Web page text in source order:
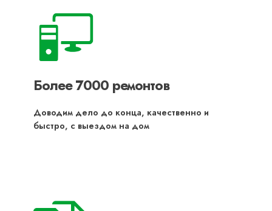
Более 7000 ремонтов
Доводим дело до конца, качественно и
быстро, с выездом на дом